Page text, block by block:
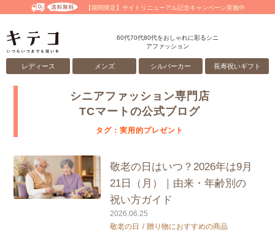
【期間限定】サイトリニューアル記念キャンペーン実施中
60代70代80代をおしゃれに彩るシニ
アファッション
レディース メンズ シルバーカー 長寿祝いギフト
シニアファッション専門店
TCマートの公式ブログ
タグ：実用的プレゼント
敬老の日はいつ？2026年は9月
21日（月）｜由来・年齢別の
祝い方ガイド
2026.06.25
敬老の日
贈り物におすすめの商品